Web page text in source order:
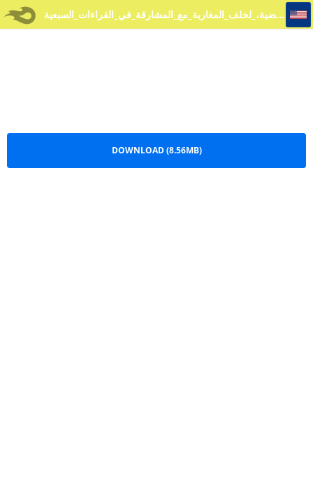
الجوهرة_المضية،_لخلف_المغاربة_مع_المشارقة_في_القراءات_السبعية.pdf
الجوهرة_المضية،_لخلف_المغاربة_مع_المشارقة_في_القراءات_السبعية
DOWNLOAD (8.56MB)